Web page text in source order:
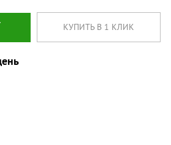
КУПИТЬ В 1 КЛИК